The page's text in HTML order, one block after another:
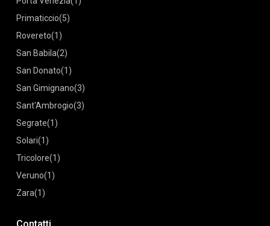
Primaticcio(5)
Rovereto(1)
San Babila(2)
San Donato(1)
San Gimignano(3)
Sant'Ambrogio(3)
Segrate(1)
Solari(1)
Tricolore(1)
Veruno(1)
Zara(1)
Contatti